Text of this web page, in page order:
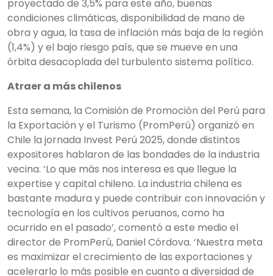
proyectado de 3,5% para este año, buenas
condiciones climáticas, disponibilidad de mano de
obra y agua, la tasa de inflación más baja de la región
(1,4%) y el bajo riesgo país, que se mueve en una
órbita desacoplada del turbulento sistema político.
Atraer a más chilenos
Esta semana, la Comisión de Promoción del Perú para
la Exportación y el Turismo (PromPerú) organizó en
Chile la jornada Invest Perú 2025, donde distintos
expositores hablaron de las bondades de la industria
vecina. ‘Lo que más nos interesa es que llegue la
expertise y capital chileno. La industria chilena es
bastante madura y puede contribuir con innovación y
tecnología en los cultivos peruanos, como ha
ocurrido en el pasado’, comentó a este medio el
director de PromPerú, Daniel Córdova. ‘Nuestra meta
es maximizar el crecimiento de las exportaciones y
acelerarlo lo más posible en cuanto a diversidad de